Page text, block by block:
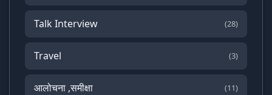
Talk Interview (28)
Travel (3)
आलोचना ,समीक्षा (11)